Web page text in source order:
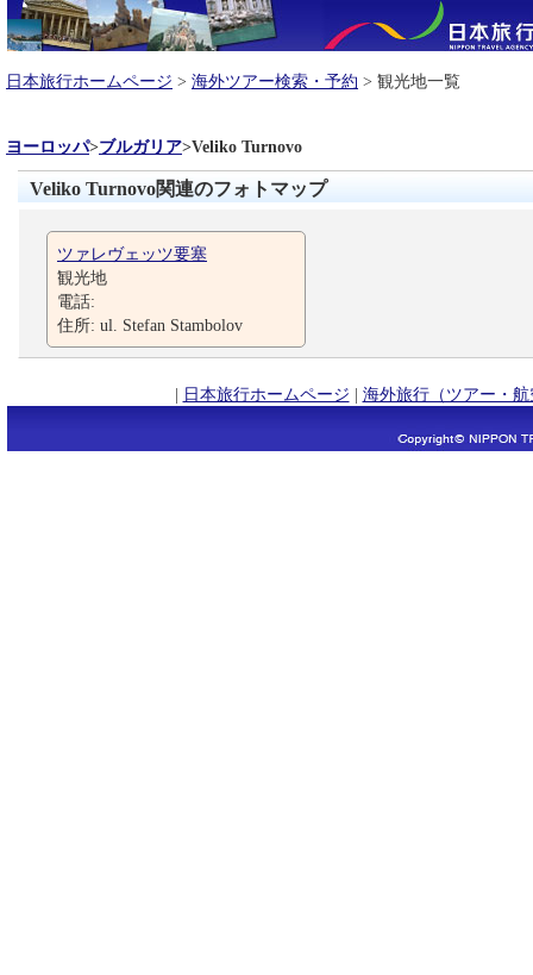
日本旅行ホームページ > 海外ツアー検索・予約 > 観光地一覧
ヨーロッパ>ブルガリア>Veliko Turnovo
Veliko Turnovo関連のフォトマップ
ツァレヴェッツ要塞
観光地
電話:
住所: ul. Stefan Stambolov
| 日本旅行ホームページ | 海外旅行（ツアー・航